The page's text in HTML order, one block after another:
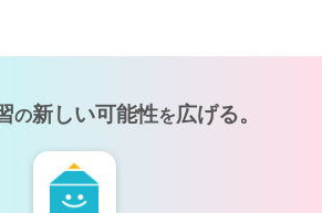
の新しい可能性を広げる。